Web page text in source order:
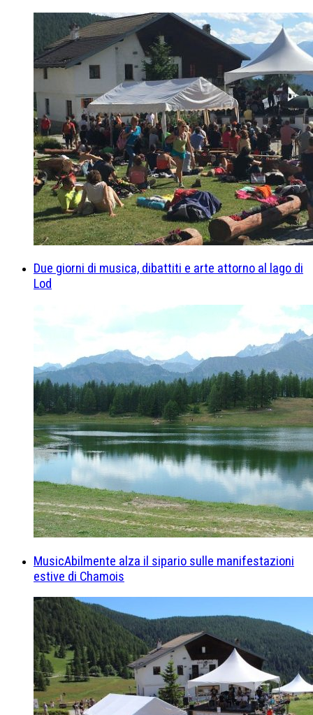
Due giorni di musica, dibattiti e arte attorno al lago di
Lod
MusicAbilmente alza il sipario sulle manifestazioni
estive di Chamois